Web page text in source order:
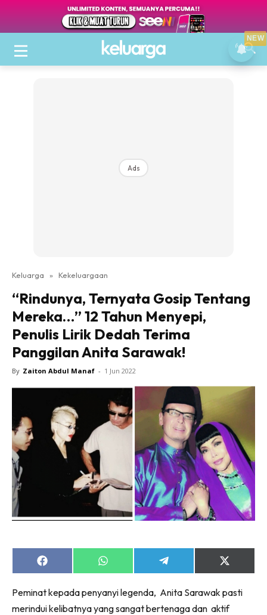
Ads
Keluarga » Kekeluargaan
“Rindunya, Ternyata Gosip Tentang
Mereka…” 12 Tahun Menyepi,
Penulis Lirik Dedah Terima
Panggilan Anita Sarawak!
By Zaiton Abdul Manaf - 1 Jun 2022
Share
on
Share
on
Share
on
Share
on
(Twitter)
Peminat kepada penyanyi legenda, Anita Sarawak pasti
merindui kelibatnya yang sangat bertenaga dan aktif
NEW